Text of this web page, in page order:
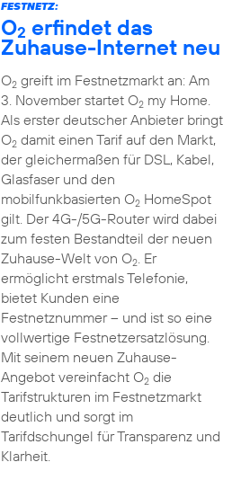
FESTNETZ:
O2 erfindet das
Zuhause-Internet neu
O2greift im Festnetzmarkt an: Am
3. November startet O2my Home.
Als erster deutscher Anbieter bringt
O2damit einen Tarif auf den Markt,
der gleichermaßen für DSL, Kabel,
Glasfaser und den
mobilfunkbasierten O2HomeSpot
gilt. Der 4G-/5G-Router wird dabei
zum festen Bestandteil der neuen
Zuhause-Welt von O2. Er
ermöglicht erstmals Telefonie,
bietet Kunden eine
Festnetznummer – und ist so eine
vollwertige Festnetzersatzlösung.
Mit seinem neuen Zuhause-
Angebot vereinfacht O2die
Tarifstrukturen im Festnetzmarkt
deutlich und sorgt im
Tarifdschungel für Transparenz und
Klarheit.